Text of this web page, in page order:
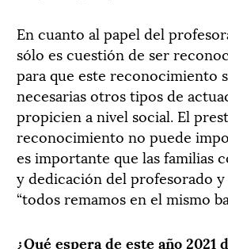
En cuanto al papel del
sólo es cuestión de ser
para que este reconocimiento
necesarias otros tipos de
propicien a nivel social. El
reconocimiento no puede
es importante que las familias
y dedicación del profesorado
“todos remamos en el mismo
¿Qué espera de este año 2021